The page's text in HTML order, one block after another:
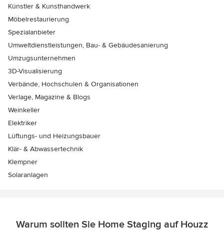
Künstler & Kunsthandwerk
Möbelrestaurierung
Spezialanbieter
Umweltdienstleistungen, Bau- & Gebäudesanierung
Umzugsunternehmen
3D-Visualisierung
Verbände, Hochschulen & Organisationen
Verlage, Magazine & Blogs
Weinkeller
Elektriker
Lüftungs- und Heizungsbauer
Klär- & Abwassertechnik
Klempner
Solaranlagen
Warum sollten Sie Home Staging auf Houzz